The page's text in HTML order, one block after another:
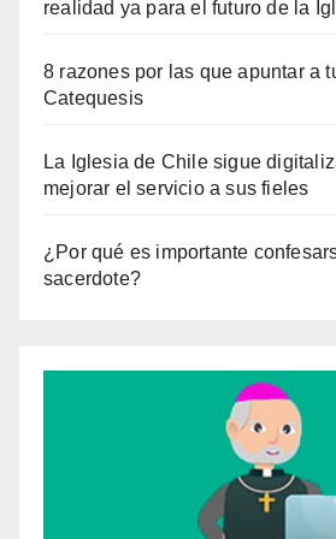
realidad ya para el futuro de la
8 razones por las que apuntar a
Catequesis
La Iglesia de Chile sigue
mejorar el servicio a sus fieles
¿Por qué es importante
sacerdote?